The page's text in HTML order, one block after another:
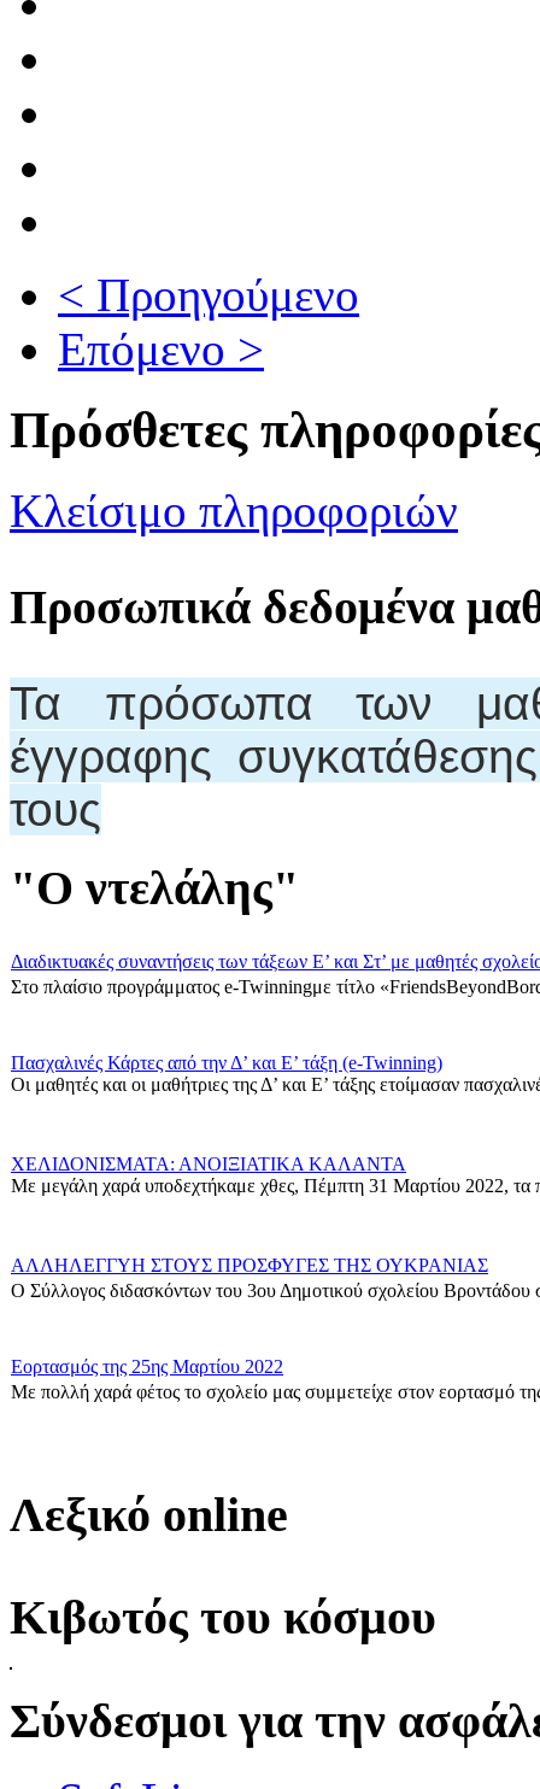
< Προηγούμενο
Επόμενο >
Πρόσθετες
Κλείσιμο πληροφοριών
Προσωπικά δεδομένα
Τα πρόσωπα των
έγγραφης
τους
"Ο ντελάλης"
Διαδικτυακές συναντήσεις των τάξεων Ε’ και Στ’ με μαθητές
Στο πλαίσιο προγράμματος e-Twinningμε τίτλο
Πασχαλινές Κάρτες από την Δ’ και Ε’ τάξη (e-Twinning)
Οι μαθητές και οι μαθήτριες της Δ’ και Ε’ τάξης ετοίμασαν
ΧΕΛΙΔΟΝΙΣΜΑΤΑ: ΑΝΟΙΞΙΑΤΙΚΑ ΚΑΛΑΝΤΑ
Με μεγάλη χαρά υποδεχτήκαμε χθες, Πέμπτη 31 Μαρτίου 2022, τα
ΑΛΛΗΛΕΓΓΥΗ ΣΤΟΥΣ ΠΡΟΣΦΥΓΕΣ ΤΗΣ ΟΥΚΡΑΝΙΑΣ
Ο Σύλλογος διδασκόντων του 3ου Δημοτικού σχολείου
Εορτασμός της 25ης Μαρτίου 2022
Με πολλή χαρά φέτος το σχολείο μας συμμετείχε στον εορτασμό
ΣΤ\' Τάξη-Δράση για τον σχολικό εκφοβισμό
Λεξικό online
Κιβωτός του κόσμου
Σύνδεσμοι για την